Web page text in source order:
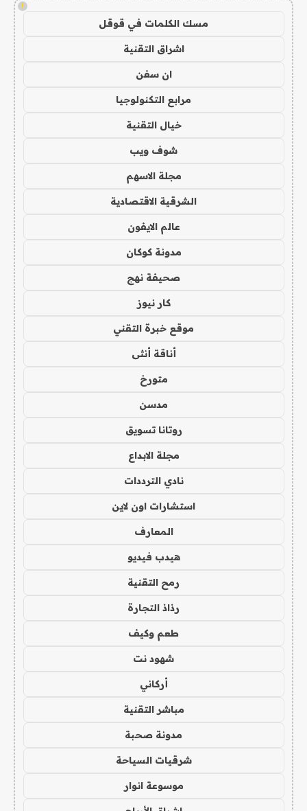
!
مسك الكلمات في قوقل
اشراق التقنية
ان سفن
مرابع التكنولوجيا
خيال التقنية
شوف ويب
مجلة الاسهم
الشرقية الاقتصادية
عالم الايفون
مدونة كوكان
صحيفة نهج
كار نيوز
موقع خبرة التقني
أناقة أنثى
متورخ
مدسن
روتانا تسويق
مجلة الابداع
نادي الترددات
استشارات اون لاين
المعارف
هيدب فيديو
رمح التقنية
رذاذ التجارة
طعم وكيف
شهود نت
أركاني
مباشر التقنية
مدونة صحبة
شرقيات السياحة
موسوعة انوار